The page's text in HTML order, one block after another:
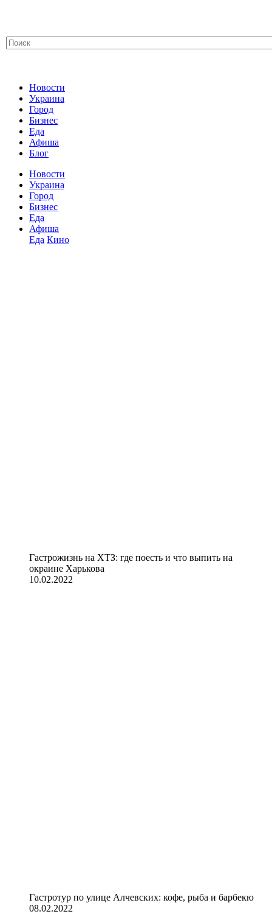
Новости
Украина
Город
Бизнес
Еда
Афиша
Блог
Новости
Украина
Город
Бизнес
Еда
Афиша
Еда Кино
Гастрожизнь на ХТЗ: где поесть и что выпить на
окраине Харькова
10.02.2022
Гастротур по улице Алчевских: кофе, рыба и барбекю
08.02.2022